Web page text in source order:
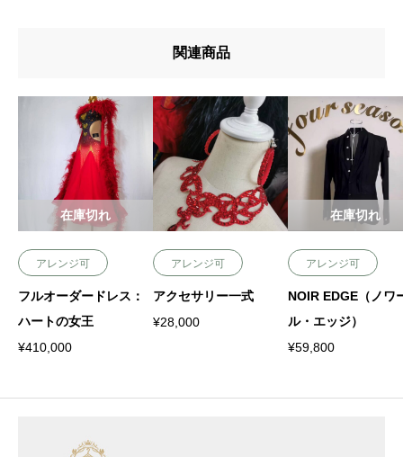
関連商品
アレンジ可
フルオーダードレス：
ハートの女王
¥410,000
在庫切れ
アレンジ可
アクセサリー一式
¥28,000
アレンジ可
NOIR EDGE（ノワ
ル・エッジ）
¥59,800
在庫切れ